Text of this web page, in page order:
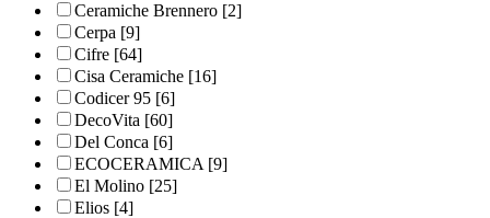
Ceramiche Brennero [2]
Cerpa [9]
Cifre [64]
Cisa Ceramiche [16]
Codicer 95 [6]
DecoVita [60]
Del Conca [6]
ECOCERAMICA[9]
El Molino [25]
Elios [4]